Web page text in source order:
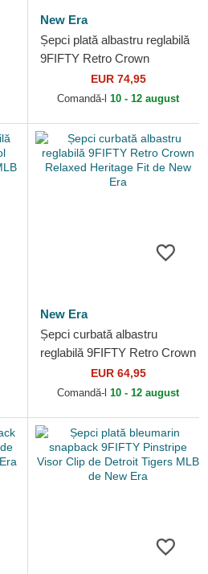
New Era
Șepci plată albastru reglabilă
9FIFTY Retro Crown
Heritage de Chicago Cubs
MLB de New Era
EUR 74,95
Comandă-l 10 - 12 august
New Era
Șepci curbată albastru
reglabilă 9FIFTY Retro Crown
Relaxed Heritage Fit de New
Era
EUR 64,95
Comandă-l 10 - 12 august